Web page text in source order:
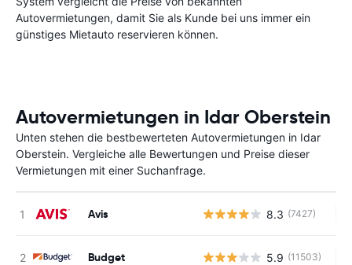
Autovermietungen, damit Sie als Kunde bei uns immer ein
günstiges Mietauto reservieren können.
Autovermietungen in Idar Oberstein
Unten stehen die bestbewerteten Autovermietungen in Idar
Oberstein. Vergleiche alle Bewertungen und Preise dieser
Vermietungen mit einer Suchanfrage.
Avis 8.3 (7427)
Budget 5.9 (11503)